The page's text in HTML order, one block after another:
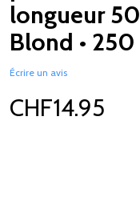
longueur
Blond •
Écrire un avis
CHF14.95